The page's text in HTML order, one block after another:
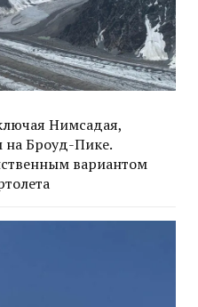
Нимсадая,
на Броуд-Пике.
вариантом